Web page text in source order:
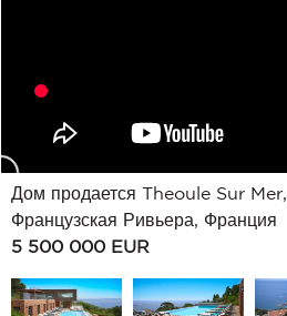
Дом продается Theoule Sur Mer,
Французская Ривьера, Франция
5 500 000 EUR